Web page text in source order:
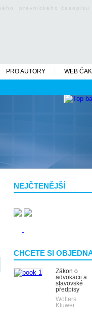
právnického
PRO AUTORY WEB ČAK
NEJČTENĚJŠÍ
CHCETE SI
Zákon o
advokacii a
stavovské
předpisy
Wolters
Kluwer